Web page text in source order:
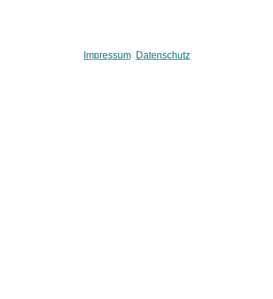
Impressum Datenschutz